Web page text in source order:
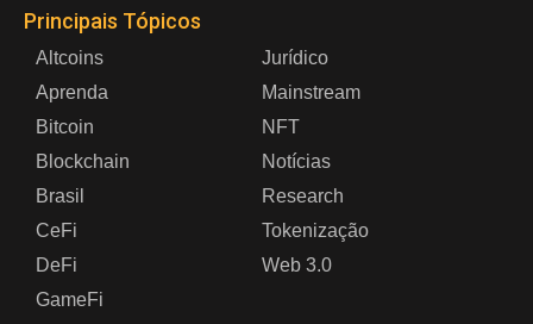
Principais Tópicos
Altcoins
Aprenda
Bitcoin
Blockchain
Brasil
CeFi
DeFi
GameFi
Jurídico
Mainstream
NFT
Notícias
Research
Tokenização
Web 3.0